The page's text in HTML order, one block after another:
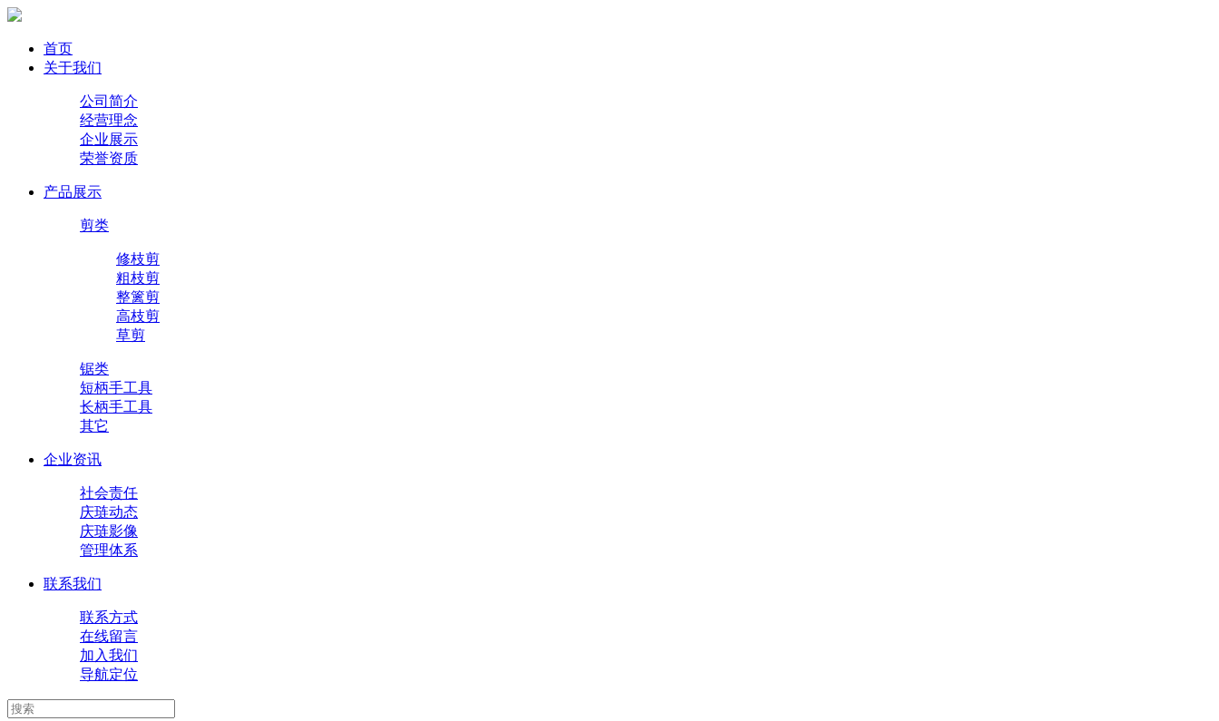
首页
关于我们
公司简介
经营理念
企业展示
荣誉资质
产品展示
剪类
修枝剪
粗枝剪
整篱剪
高枝剪
草剪
锯类
短柄手工具
长柄手工具
其它
企业资讯
社会责任
庆琏动态
庆琏影像
管理体系
联系我们
联系方式
在线留言
加入我们
导航定位